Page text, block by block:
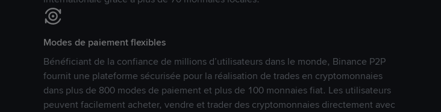
Modes de paiement flexibles
Bénéficiant de la confiance de millions d’utilisateurs dans le monde, Binance P2P
fournit une plateforme sécurisée pour la réalisation de trades en cryptomonnaies
dans plus de 800 modes de paiement et plus de 100 monnaies fiat. Les utilisateurs
peuvent facilement acheter, vendre et trader des cryptomonnaies directement avec